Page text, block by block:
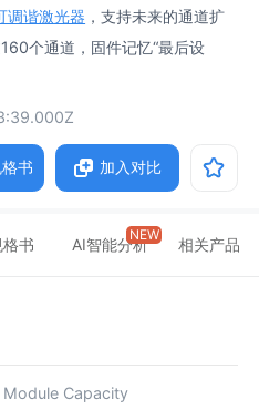
调谐激光器 ，支持未来的通道扩
个通道，固件记忆“最后设
书 加入对比
书 AI智能分析
NEW
相关产品
Module Capacity